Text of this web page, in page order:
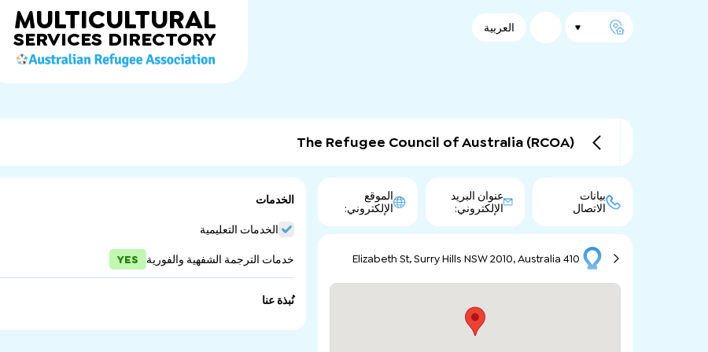
العربية MULTICULTURAL
SERVICES DIRECTORY
The Refugee Council of Australia (RCOA)
بيانات
الاتصال
عنوان البريد
الإلكتروني:
الموقع
الإلكتروني:
410 Elizabeth St, Surry Hills NSW 2010, Australia
الخدمات
الخدمات التعليمية
خدمات الترجمة الشفهية والفورية YES
نُبذة عنا